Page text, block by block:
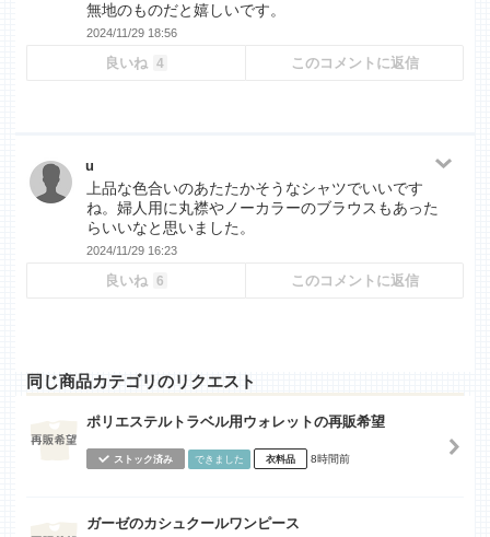
無地のものだと嬉しいです。
2024/11/29 18:56
良いね 4 このコメントに返信
u
上品な色合いのあたたかそうなシャツでいいです
ね。婦人用に丸襟やノーカラーのブラウスもあった
らいいなと思いました。
2024/11/29 16:23
良いね 6 このコメントに返信
同じ商品カテゴリのリクエスト
ポリエステルトラベル用ウォレットの再販希望
ストック済み できました 衣料品 8時間前
ガーゼのカシュクールワンピース